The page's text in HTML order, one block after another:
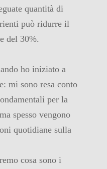
quantità di
può ridurre il
del 30%.
ho iniziato a
mi sono resa conto
per la
spesso vengono
quotidiane sulla
cosa sono i